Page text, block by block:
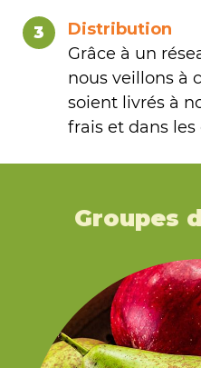
3
Distribution
Grâce à un
nous veillons à
soient livrés à
frais et dans
Groupes